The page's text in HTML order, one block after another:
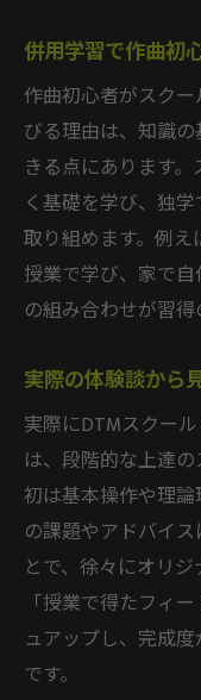
併用学習で作曲初
作曲初心者がスク
びる理由は、知識
きる点にあります
く基礎を学び、独
取り組めます。例
授業で学び、家で
の組み合わせが習得
実際の体験談から
実際にDTMスクー
は、段階的な上達
初は基本操作や理
の課題やアドバイ
とで、徐々にオリ
「授業で得たフィ
ュアップし、完成
です。